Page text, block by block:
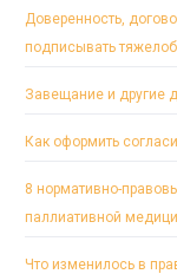
Доверенность,
подписывать
Завещание и другие
Как оформить
8 нормативно-
паллиативной
Что изменилось в